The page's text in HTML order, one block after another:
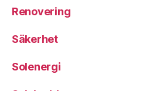
Renovering
Säkerhet
Solenergi